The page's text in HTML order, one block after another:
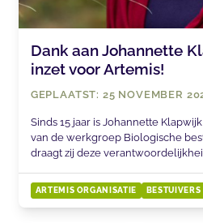
Dank aan Johannette
inzet voor Artemis!
GEPLAATST: 25 NOVEMBER
Sinds 15 jaar is Johannette
van de werkgroep Biologische
draagt zij deze
ARTEMIS ORGANISATIE BESTUIVERS